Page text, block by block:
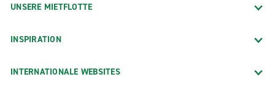
UNSERE MIETFLOTTE
INSPIRATION
INTERNATIONALE WEBSITES